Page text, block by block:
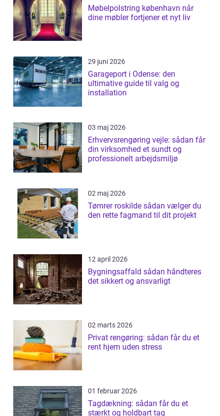
Møbelpolstring københavn når
dine møbler fortjener et nyt liv
29 juni 2026
Garageport i Odense: den
ultimative guide til valg og
installation
03 maj 2026
Erhvervsrengøring vejle: sådan får
din virksomhed et sundt og
professionelt arbejdsmiljø
02 maj 2026
Tømrer roskilde sådan vælger du
den rette fagmand til dit projekt
12 april 2026
Bygningsaffald sådan håndteres
det sikkert og ansvarligt
02 marts 2026
Privat rengøring: sådan får du et
rent hjem uden stress
01 februar 2026
Tagdækning: sådan får du et
stærkt og holdbart tag